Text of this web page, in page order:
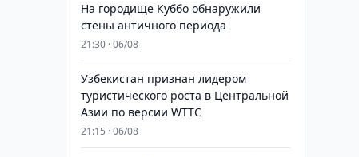
На городище Куббо обнаружили
стены античного периода
21:30 · 06/08
Узбекистан признан лидером
туристического роста в Центральной
Азии по версии WTTC
21:15 · 06/08